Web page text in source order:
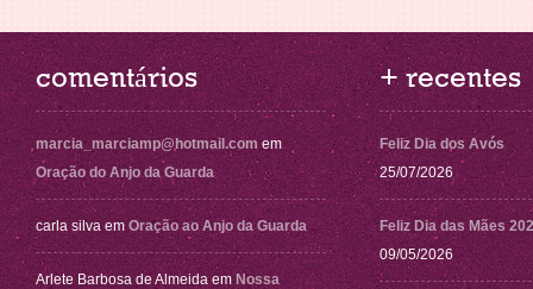
comentários
marcia_marciamp@hotmail.com em
Oração do Anjo da Guarda
carla silva em Oração ao Anjo da Guarda
Arlete Barbosa de Almeida em Nossa
+ recentes
Feliz Dia dos Avós
25/07/2026
Feliz Dia das Mães
09/05/2026